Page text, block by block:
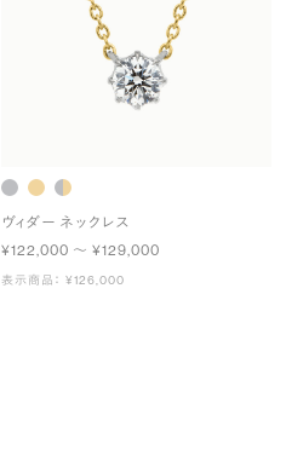
ヴィダー ネックレス
¥122,000 〜 ¥129,000
表示商品： ¥126,000